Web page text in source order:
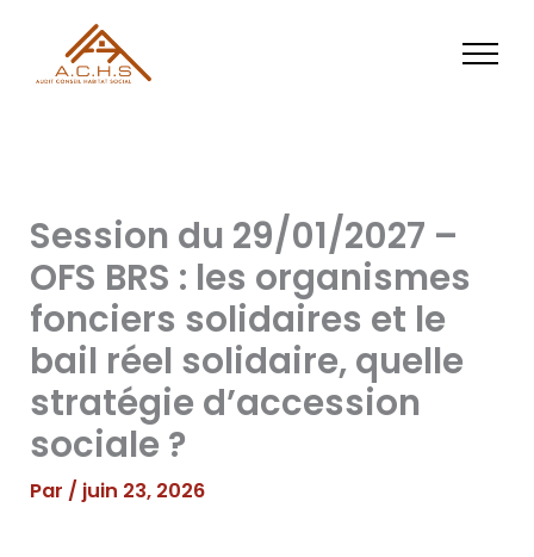
contenu
Session du 29/01/2027 –
OFS BRS : les organismes
fonciers solidaires et le
bail réel solidaire, quelle
stratégie d’accession
sociale ?
Par / juin 23, 2026